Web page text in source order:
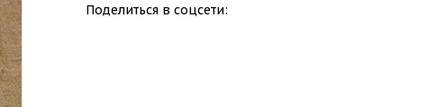
Поделиться в соцсети: